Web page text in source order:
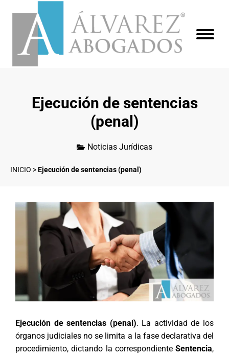
Ejecución de sentencias
(penal)
Noticias Jurídicas
INICIO >Ejecución de sentencias (penal)
Ejecución de sentencias (penal). La actividad de los
órganos judiciales no se limita a la fase declarativa del
procedimiento, dictando la correspondiente Sentencia,